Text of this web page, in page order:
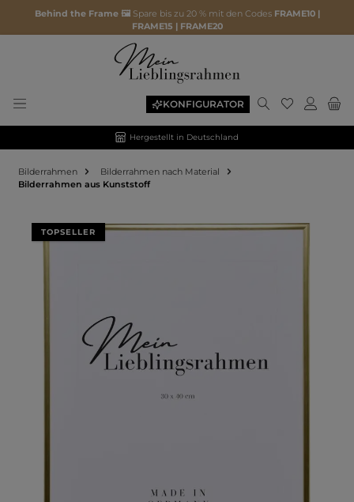
Behind the Frame 🖼️ Spare bis zu 20 % mit den Codes FRAME10 |
FRAME15 | FRAME20
KONFIGURATOR
Hergestellt in Deutschland
Bilderrahmen
Bilderrahmen nach Material
Bilderrahmen aus Kunststoff
Bildergalerie überspringen
TOPSELLER